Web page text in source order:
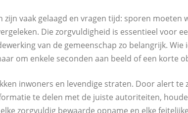
vaak gelaagd en vragen tijd: sporen moeten
Die zorgvuldigheid is essentieel voor
van de gemeenschap zo belangrijk.
om enkele seconden aan beeld of een korte
inwoners en levendige straten. Door alert te
te delen met de juiste autoriteiten,
zorgvuldig bewaarde opname en elke